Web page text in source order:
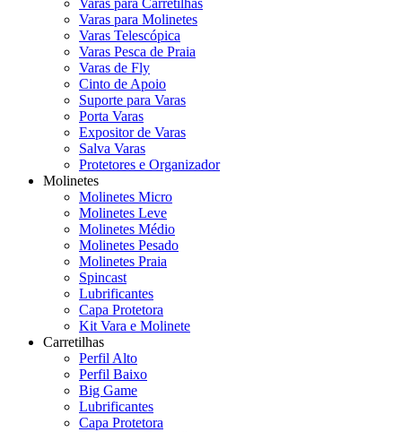
Varas para Carretilhas
Varas para Molinetes
Varas Telescópica
Varas Pesca de Praia
Varas de Fly
Cinto de Apoio
Suporte para Varas
Porta Varas
Expositor de Varas
Salva Varas
Protetores e Organizador
Molinetes
Molinetes Micro
Molinetes Leve
Molinetes Médio
Molinetes Pesado
Molinetes Praia
Spincast
Lubrificantes
Capa Protetora
Kit Vara e Molinete
Carretilhas
Perfil Alto
Perfil Baixo
Big Game
Lubrificantes
Capa Protetora